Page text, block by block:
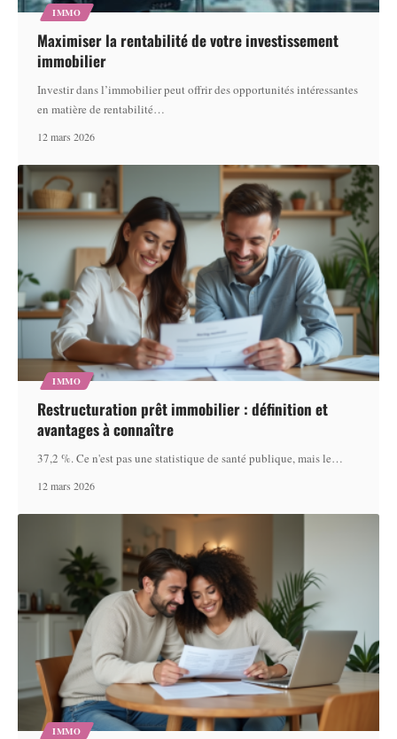
IMMO
Maximiser la rentabilité de votre investissement
immobilier
Investir dans l’immobilier peut offrir des opportunités intéressantes
en matière de rentabilité…
12 mars 2026
IMMO
Restructuration prêt immobilier : définition et
avantages à connaître
37,2 %. Ce n'est pas une statistique de santé publique, mais le…
12 mars 2026
IMMO